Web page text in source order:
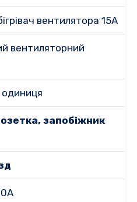
вентилятора 15А
вентиляторний
одиниця
запобіжник